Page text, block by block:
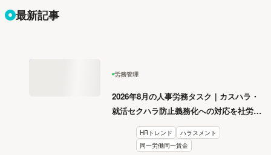
最新記事
労務管理
2026年8月の人事労務タスク｜カスハラ・
就活セクハラ防止義務化への対応を社労士
HRトレンド
ハラスメント
同一労働同一賃金